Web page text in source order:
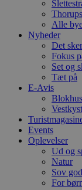
Alle
Nyheder
Det sker
Fokus
Set og
Tæt på
E-Avis
Events
Oplevelser
Ud og
Natur
Sov
For